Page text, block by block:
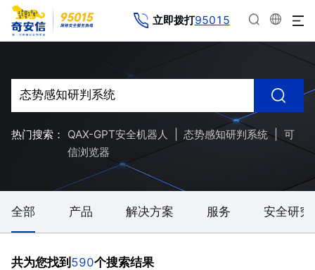
立即拨打95015
热门搜索： QAX-GPT安全机器人 态势感知研判系统 | 可
信浏览器
全部 产品 解决方案 服务 安全研究
共为您找到 590个搜索结果